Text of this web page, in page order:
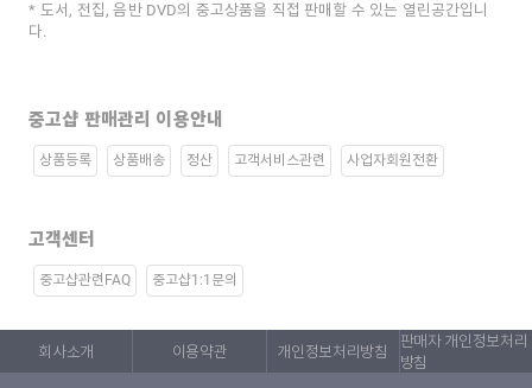
도서, 전집, 음반 DVD의 중고상품을 직접 판매할 수 있는 열린공간입니
다.
중고샵 판매관리 이용안내
상품등록 상품배송 정산 고객서비스관련 사업자회원전환
고객센터
중고샵관련FAQ 중고샵1:1문의
회사소개 이용약관 개인정보처리방침
판매자 개인정보처리
방침